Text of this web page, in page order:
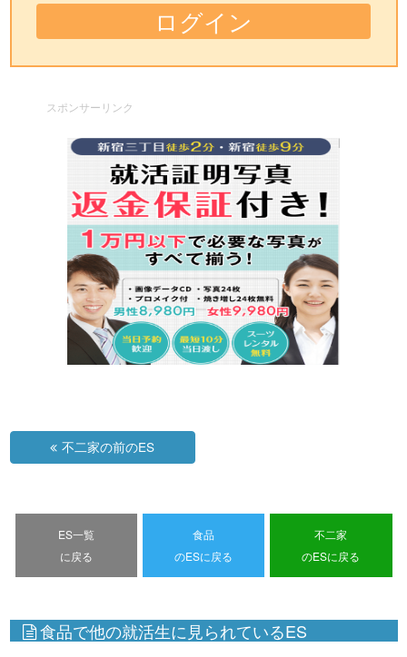
スポンサーリンク
不二家の前のES
ES一覧
に戻る
食品
のESに戻る
不二家
のESに戻る
食品で他の就活生に見られているES